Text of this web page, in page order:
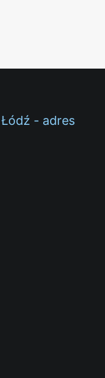
- adres